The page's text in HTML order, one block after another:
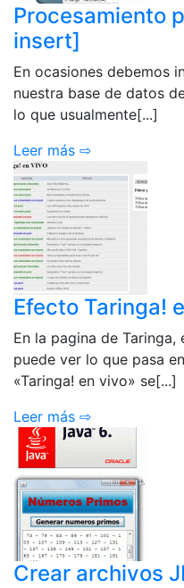
Procesamiento
insert]
En ocasiones debemos
nuestra base de datos
lo que usualmente[...]
Leer más ⇨
Efecto Taringa!
En la pagina de
puede ver lo que pasa
«Taringa! en vivo» se[...]
Leer más ⇨
Crear archivos